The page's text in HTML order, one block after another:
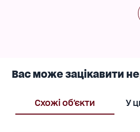
супермаркетами, морем,
транспортної розв'язки. Ціна
комунальні платежі. Умови
Вас може зацікавити
Схожі об'єкти У